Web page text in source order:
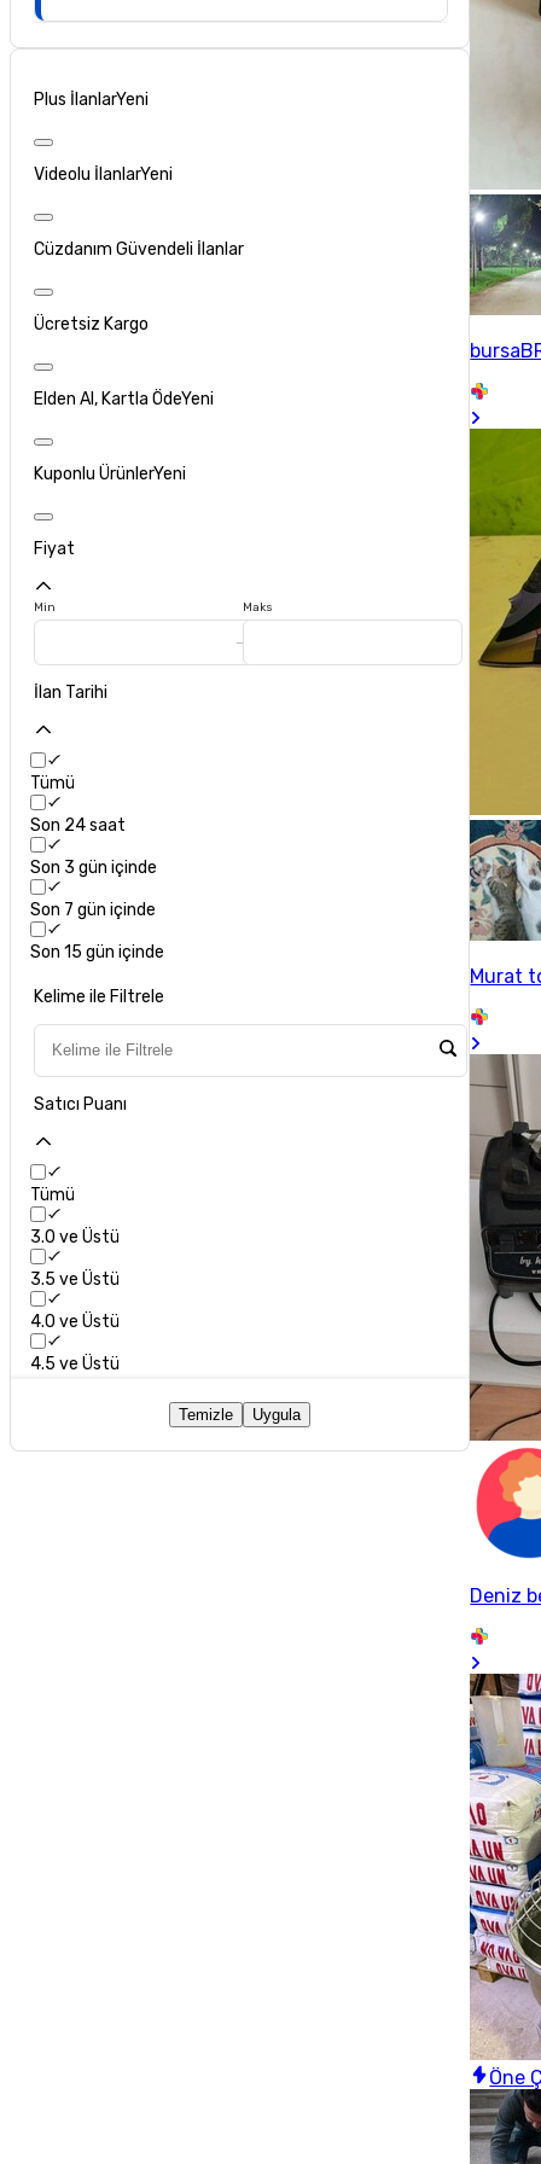
Plus İlanlarYeni
Videolu İlanlarYeni
Cüzdanım Güvendeli İlanlar
Ücretsiz Kargo
Elden Al, Kartla ÖdeYeni
Kuponlu ÜrünlerYeni
Fiyat
Min Maks
İlan Tarihi
Tümü
Son 24 saat
Son 3 gün içinde
Son 7 gün içinde
Son 15 gün içinde
Kelime ile Filtrele
Satıcı Puanı
Tümü
3.0 ve Üstü
3.5 ve Üstü
4.0 ve Üstü
4.5 ve Üstü
Temizle Uygula
Murat
Deniz
Öne